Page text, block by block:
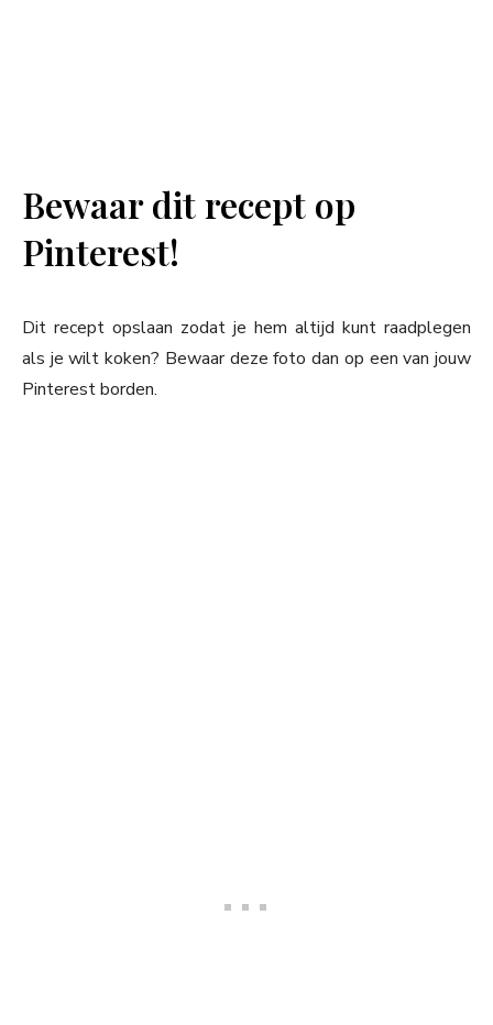
Bewaar dit recept op
Pinterest!
Dit recept opslaan zodat je hem altijd kunt raadplegen
als je wilt koken? Bewaar deze foto dan op een van jouw
Pinterest borden.